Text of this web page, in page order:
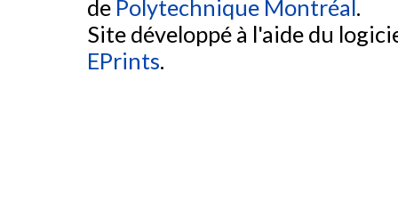
de Polytechnique Montréal.
Site développé à l'aide du
EPrints.